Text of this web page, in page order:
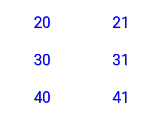
20 21
30 31
40 41